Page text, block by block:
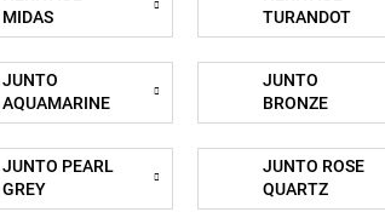
MIDAS
TURANDOT
JUNTO
AQUAMARINE
JUNTO
BRONZE
JUNTO PEARL
GREY
JUNTO ROSE
QUARTZ